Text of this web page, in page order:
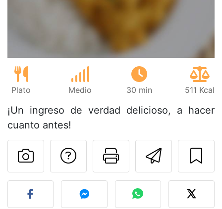
Plato Medio 30 min 511 Kcal
¡Un ingreso de verdad delicioso, a hacer
cuanto antes!
Imprimir
Preguntar al autor
Publicar la foto de esta